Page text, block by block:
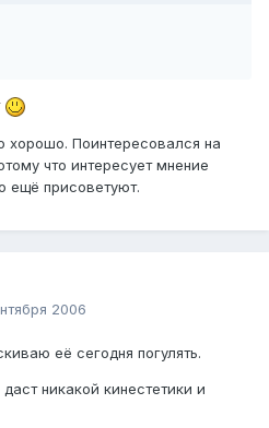
хорошо. Поинтересовался на
что интересует мнение
ещё присоветуют.
2006
её сегодня погулять.
никакой кинестетики и